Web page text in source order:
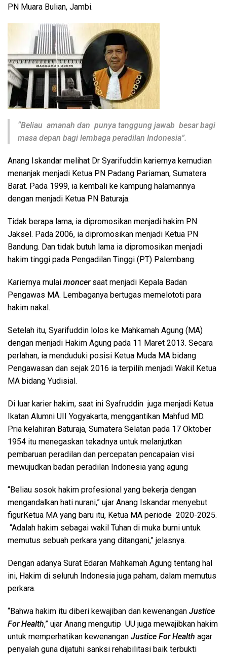
PN Muara Bulian, Jambi.
“Beliau amanah dan punya tanggung jawab besar bagi
masa depan bagi lembaga peradilan Indonesia”.
Anang Iskandar melihat Dr Syarifuddin kariernya kemudian
menanjak menjadi Ketua PN Padang Pariaman, Sumatera
Barat. Pada 1999, ia kembali ke kampung halamannya
dengan menjadi Ketua PN Baturaja.
Tidak berapa lama, ia dipromosikan menjadi hakim PN
Jaksel. Pada 2006, ia dipromosikan menjadi Ketua PN
Bandung. Dan tidak butuh lama ia dipromosikan menjadi
hakim tinggi pada Pengadilan Tinggi (PT) Palembang.
Kariernya mulai moncersaat menjadi Kepala Badan
Pengawas MA. Lembaganya bertugas memelototi para
hakim nakal.
Setelah itu, Syarifuddin lolos ke Mahkamah Agung (MA)
dengan menjadi Hakim Agung pada 11 Maret 2013. Secara
perlahan, ia menduduki posisi Ketua Muda MA bidang
Pengawasan dan sejak 2016 ia terpilih menjadi Wakil Ketua
MA bidang Yudisial.
Di luar karier hakim, saat ini Syafruddin juga menjadi Ketua
Ikatan Alumni UII Yogyakarta, menggantikan Mahfud MD.
Pria kelahiran Baturaja, Sumatera Selatan pada 17 Oktober
1954 itu menegaskan tekadnya untuk melanjutkan
pembaruan peradilan dan percepatan pencapaian visi
mewujudkan badan peradilan Indonesia yang agung
“Beliau sosok hakim profesional yang bekerja dengan
mengandalkan hati nurani,” ujar Anang Iskandar menyebut
figurKetua MA yang baru itu, Ketua MA periode 2020-2025.
“Adalah hakim sebagai wakil Tuhan di muka bumi untuk
memutus sebuah perkara yang ditangani,” jelasnya.
Dengan adanya Surat Edaran Mahkamah Agung tentang hal
ini, Hakim di seluruh Indonesia juga paham, dalam memutus
perkara.
“Bahwa hakim itu diberi kewajiban dan kewenangan Justice
For Health,” ujar Anang mengutip UU juga mewajibkan hakim
untuk memperhatikan kewenangan Justice For Health agar
penyalah guna dijatuhi sanksi rehabilitasi baik terbukti